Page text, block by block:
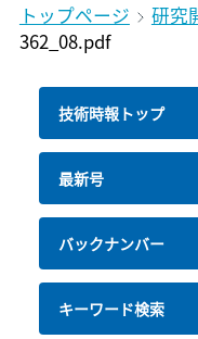
トップページ 研究
362_08.pdf
技術時報トップ
最新号
バックナンバー
キーワード検索